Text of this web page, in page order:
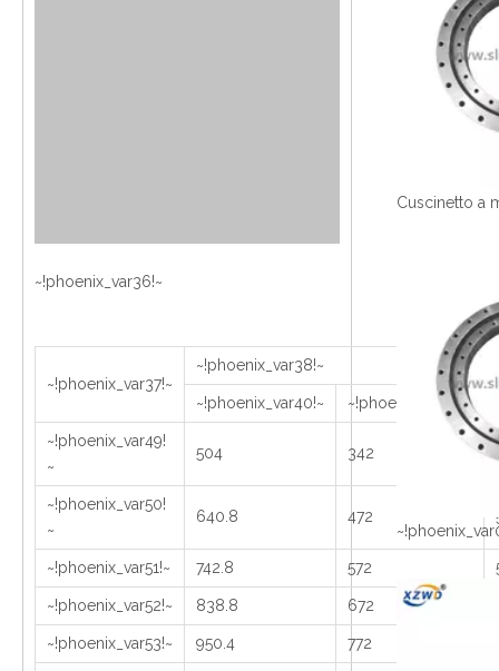
~!phoenix_var36!~
~!phoenix_var37!~
~!phoenix_var38!~
~!phoenix_var40!~ ~!phoenix_var41!~
~!phoenix_var49!
~
504 342
~!phoenix_var50!
~
640.8 472
~!phoenix_var51!~ 742.8 572
~!phoenix_var52!~ 838.8 672
~!phoenix_var53!~ 950.4 772